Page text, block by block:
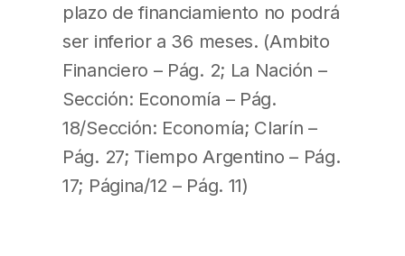
plazo de financiamiento no podrá
ser inferior a 36 meses. (Ambito
Financiero – Pág. 2; La Nación –
Sección: Economía – Pág.
18/Sección: Economía; Clarín –
Pág. 27; Tiempo Argentino – Pág.
17; Página/12 – Pág. 11)